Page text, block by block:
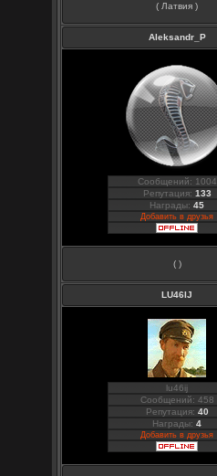
( Латвия )
Aleksandr_P
Сообщений: 1004
Репутация: 133
Награды:45
Добавить в друзья
( )
LU46IJ
lu46ij
Сообщений: 458
Репутация: 40
Награды:4
Добавить в друзья